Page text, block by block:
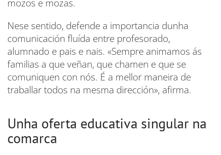
mozos e mozas.
Nese sentido, defende a importancia dunha
comunicación fluída entre profesorado,
alumnado e pais e nais. «Sempre animamos ás
familias a que veñan, que chamen e que se
comuniquen con nós. É a mellor maneira de
traballar todos na mesma dirección», afirma.
Unha oferta educativa singular na
comarca